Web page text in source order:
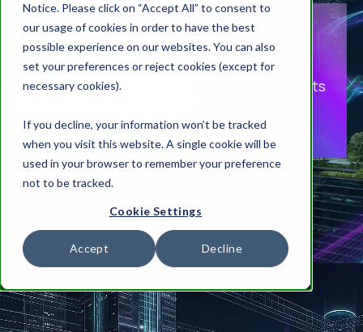
Notice. Please click on “Accept All” to consent to
our usage of cookies in order to have the best
possible experience on our websites. You can also
set your preferences or reject cookies (except for
necessary cookies).
If you decline, your information won’t be tracked
when you visit this website. A single cookie will be
used in your browser to remember your preference
not to be tracked.
Cookie Settings
Accept Decline
FIN Connect 2026
The Future of Intelligent Buildings Starts